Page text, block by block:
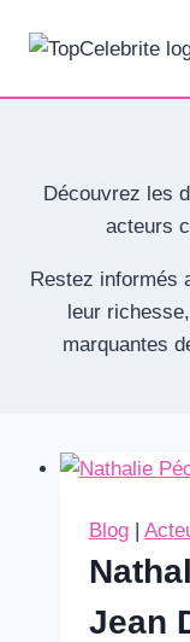
Découvrez les
acteurs
Restez informés
leur
marquantes
Blog|
Jean